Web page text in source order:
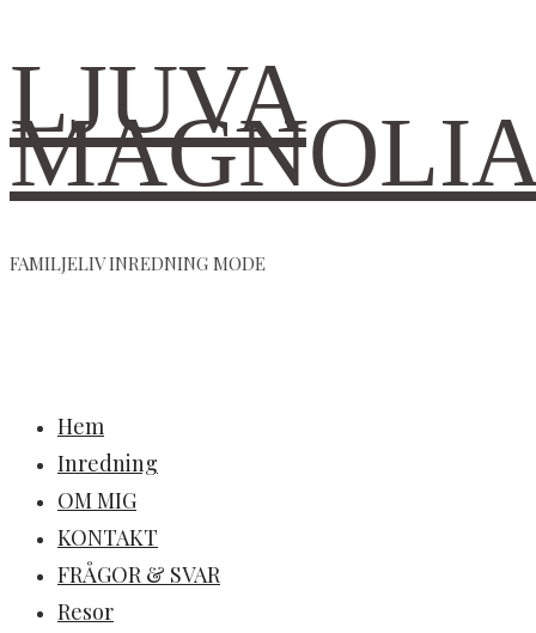
LJUVA
FAMILJELIV INREDNING MODE
Hem
Inredning
OM MIG
KONTAKT
FRÅGOR & SVAR
Resor